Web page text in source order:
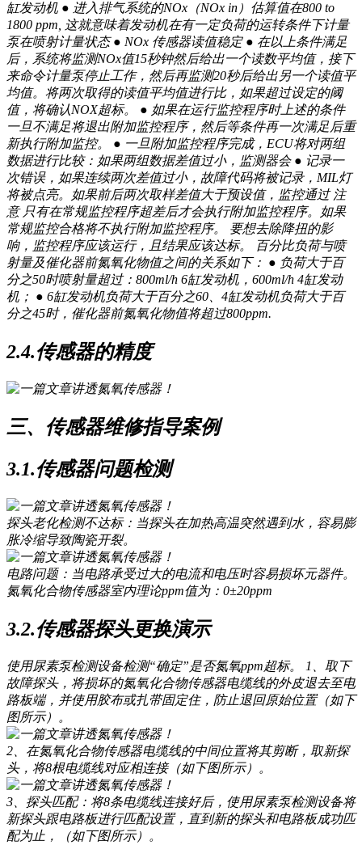
缸发动机 ● 进入排气系统的NOx（NOx in）估算值在800 to
1800 ppm, 这就意味着发动机在有一定负荷的运转条件下计量
泵在喷射计量状态 ● NOx 传感器读值稳定 ● 在以上条件满足
后，系统将监测NOx值15秒钟然后给出一个读数平均值，接下
来命令计量泵停止工作，然后再监测20秒后给出另一个读值平
均值。将两次取得的读值平均值进行比，如果超过设定的阈
值，将确认NOX超标。 ● 如果在运行监控程序时上述的条件
一旦不满足将退出附加监控程序，然后等条件再一次满足后重
新执行附加监控。 ● 一旦附加监控程序完成，ECU将对两组
数据进行比较：如果两组数据差值过小，监测器会 ● 记录一
次错误，如果连续两次差值过小，故障代码将被记录，MIL灯
将被点亮。如果前后两次取样差值大于预设值，监控通过 注
意 只有在常规监控程序超差后才会执行附加监控程序。如果
常规监控合格将不执行附加监控程序。 要想去除降扭的影
响，监控程序应该运行，且结果应该达标。 百分比负荷与喷
射量及催化器前氮氧化物值之间的关系如下： ● 负荷大于百
分之50时喷射量超过：800ml/h 6缸发动机，600ml/h 4缸发动
机； ● 6缸发动机负荷大于百分之60、4缸发动机负荷大于百
分之45时，催化器前氮氧化物值将超过800ppm.
2.4.传感器的精度
三、传感器维修指导案例
3.1.传感器问题检测
探头老化检测不达标：当探头在加热高温突然遇到水，容易膨
胀冷缩导致陶瓷开裂。
电路问题：当电路承受过大的电流和电压时容易损坏元器件。
氮氧化合物传感器室内理论ppm值为：0±20ppm
3.2.传感器探头更换演示
使用尿素泵检测设备检测“确定”是否氮氧ppm超标。 1、取下
故障探头，将损坏的氮氧化合物传感器电缆线的外皮退去至电
路板端，并使用胶布或扎带固定住，防止退回原始位置（如下
图所示）。
2、在氮氧化合物传感器电缆线的中间位置将其剪断，取新探
头，将8根电缆线对应相连接（如下图所示）。
3、探头匹配：将8条电缆线连接好后，使用尿素泵检测设备将
新探头跟电路板进行匹配设置，直到新的探头和电路板成功匹
配为止，（如下图所示）。